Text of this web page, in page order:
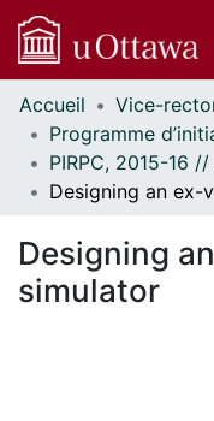
Communautés
et collections
Parcourir
Statistiques
À propos
Accueil
Designing
simulator